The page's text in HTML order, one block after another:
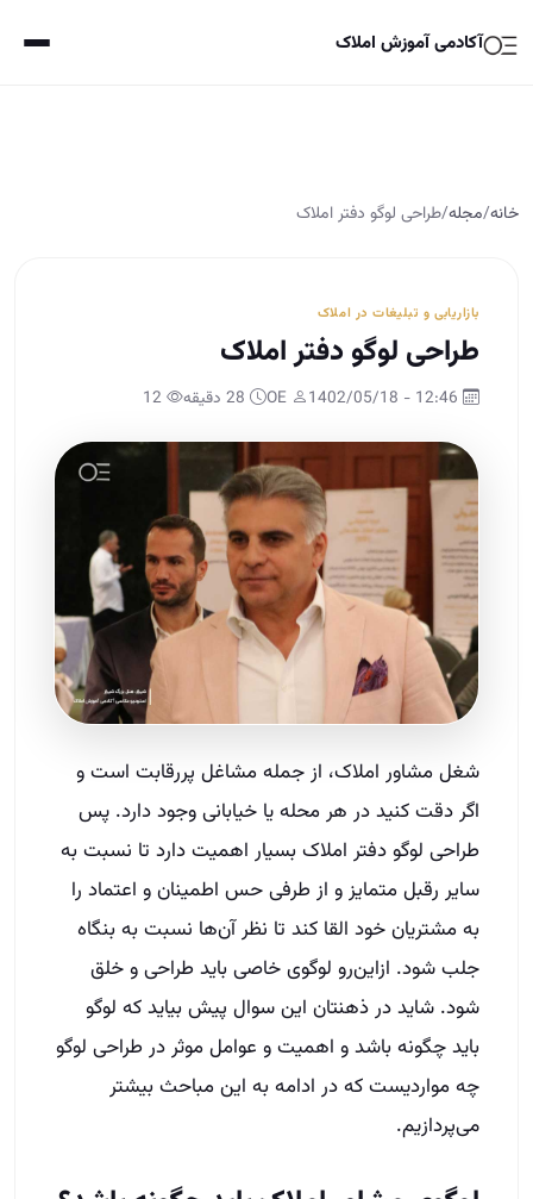
آکادمی آموزش املاک
خانه/مجله/طراحی لوگو دفتر املاک
بازاریابی و تبلیغات در املاک
طراحی لوگو دفتر املاک
شغل مشاور املاک، از جمله مشاغل پررقابت است و
اگر دقت کنید در هر محله یا خیابانی وجود دارد. پس
طراحی لوگو دفتر املاک بسیار اهمیت دارد تا نسبت به
سایر رقبل متمایز و از طرفی حس اطمینان و اعتماد را
به مشتریان خود القا کند تا نظر آن‌ها نسبت به بنگاه‌
جلب شود. ازاین‌رو لوگوی خاصی باید طراحی و خلق
شود. شاید در ذهنتان این سوال پیش بیاید که لوگو
باید چگونه باشد و اهمیت و عوامل موثر در طراحی لوگو
چه مواردیست که در ادامه به این مباحث بیشتر
می‌پردازیم.